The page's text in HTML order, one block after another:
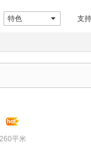
特色 支
平米